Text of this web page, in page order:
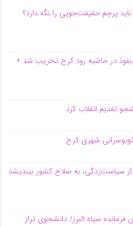
پرچم حقیقت‌جویی را نگه دارد؟
در حاشیه‌ رود کرج تخریب شد +
از سیاست‌زدگی، به صلاح کشور بیندیشد
سپاه البرز/ دانشجوی تراز